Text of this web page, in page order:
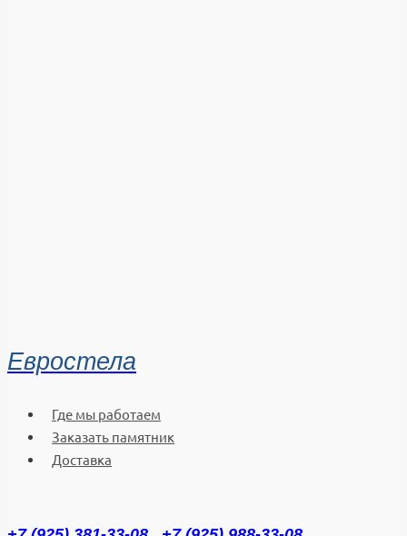
Евростела
Где мы работаем
Заказать памятник
Доставка